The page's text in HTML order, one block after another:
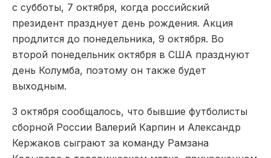
с субботы, 7 октября, когда российский
президент празднует день рождения. Акция
продлится до понедельника, 9 октября. Во
второй понедельник октября в США празднуют
день Колумба, поэтому он также будет
выходным.
3 октября сообщалось, что бывшие футболисты
сборной России Валерий Карпин и Александр
Кержаков сыграют за команду Рамзана